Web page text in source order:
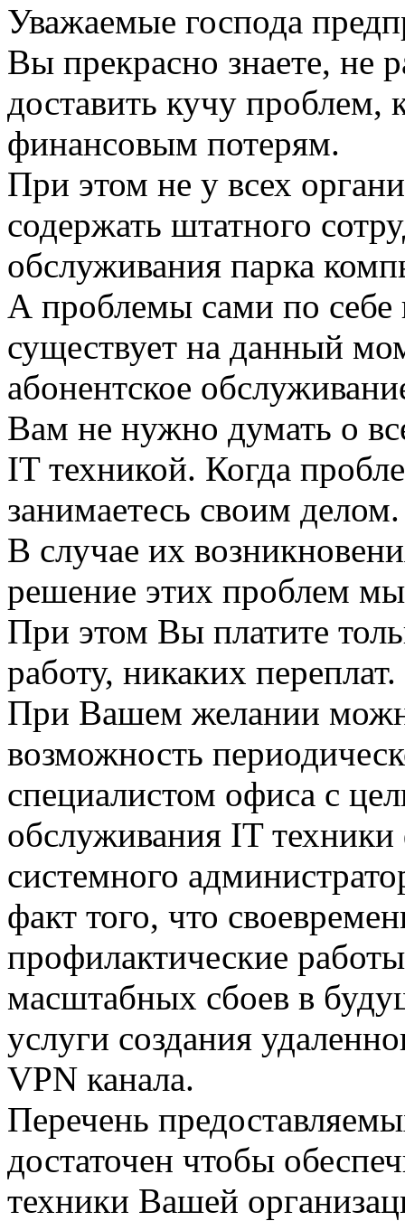
Уважаемые господа
Вы прекрасно знаете, не
доставить кучу проблем,
финансовым потерям.
При этом не у всех
содержать штатного
обслуживания парка
А проблемы сами по себе
существует на данный
абонентское
Вам не нужно думать о
IT техникой. Когда
занимаетесь своим делом.
В случае их
решение этих проблем
При этом Вы платите
работу, никаких переплат.
При Вашем желании
возможность
специалистом офиса с
обслуживания IT
системного
факт того, что
профилактические
масштабных сбоев в
услуги создания
VPN канала.
Перечень
достаточен чтобы
техники Вашей